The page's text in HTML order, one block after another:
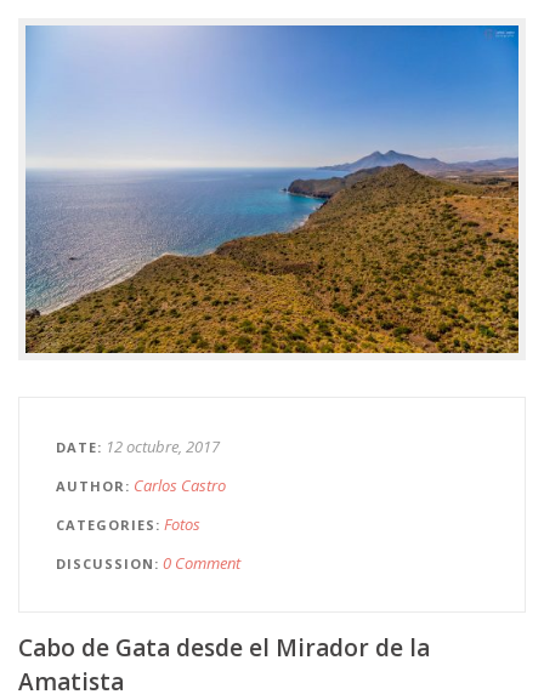
DATE 12 octubre, 2017
AUTHOR Carlos Castro
CATEGORIES Fotos
DISCUSSION 0 Comment
Cabo de Gata desde el Mirador de la
Amatista